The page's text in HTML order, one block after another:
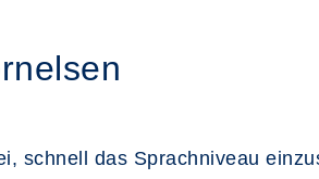
schnell das Sprachniveau